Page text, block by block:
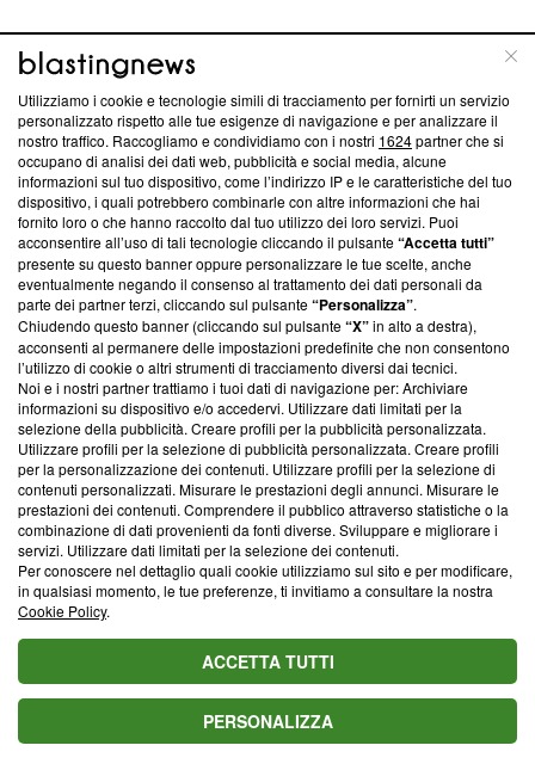
Lavoro: 9
Salute: 8.
1° postoLeone.L'ingresso trionfale di Venere
nel segno il tredici giugno accende i riflettori sulla
vita affettiva e regala un fascino travolgente
capace di fare breccia nel cuore della persona
desiderata con estrema facilità.
Utilizziamo i cookie e tecnologie simili di tracciamento per fornirti un servizio
personalizzato rispetto alle tue esigenze di navigazione e per analizzare il
nostro traffico. Raccogliamo e condividiamo con i nostri 1624partner che si
occupano di analisi dei dati web, pubblicità e social media, alcune
informazioni sul tuo dispositivo, come l’indirizzo IP e le caratteristiche del tuo
dispositivo, i quali potrebbero combinarle con altre informazioni che hai
fornito loro o che hanno raccolto dal tuo utilizzo dei loro servizi. Puoi
acconsentire all’uso di tali tecnologie cliccando il pulsante“Accetta tutti”
presente su questo banner oppure personalizzare le tue scelte, anche
eventualmente negando il consenso al trattamento dei dati personali da
parte dei partner terzi, cliccando sul pulsante“Personalizza”.
Chiudendo questo banner (cliccando sul pulsante“X”in alto a destra),
acconsenti al permanere delle impostazioni predefinite che non consentono
l’utilizzo di cookie o altri strumenti di tracciamento diversi dai tecnici.
Noi e i nostri partner trattiamo i tuoi dati di navigazione per: Archiviare
informazioni su dispositivo e/o accedervi. Utilizzare dati limitati per la
selezione della pubblicità. Creare profili per la pubblicità personalizzata.
Utilizzare profili per la selezione di pubblicità personalizzata. Creare profili
per la personalizzazione dei contenuti. Utilizzare profili per la selezione di
contenuti personalizzati. Misurare le prestazioni degli annunci. Misurare le
prestazioni dei contenuti. Comprendere il pubblico attraverso statistiche o la
combinazione di dati provenienti da fonti diverse. Sviluppare e migliorare i
servizi. Utilizzare dati limitati per la selezione dei contenuti.
Per conoscere nel dettaglio quali cookie utilizziamo sul sito e per modificare,
in qualsiasi momento, le tue preferenze, ti invitiamo a consultare la nostra
Cookie Policy.
ACCETTA TUTTI
PERSONALIZZA